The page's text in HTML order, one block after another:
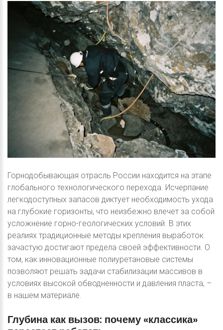
Горнодобывающая отрасль России находится на этапе
глобального технологического перехода. Исчерпание
легкодоступных запасов диктует необходимость ухода
на глубокие горизонты, что неизбежно влечет за собой
усложнение горно-геологических условий. В этих
реалиях традиционные методы крепления выработок
зачастую достигают предела своей эффективности. О
том, как инновационные полиуретановые системы
позволяют решать задачи стабилизации массивов в
условиях высокой обводненности и давления пласта, –
в нашем материале.
Глубина как вызов: почему «классика»